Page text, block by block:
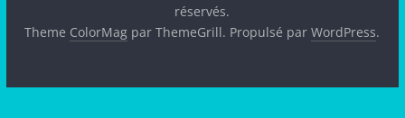
réservés.
Theme ColorMag par ThemeGrill. Propulsé parWordPress.